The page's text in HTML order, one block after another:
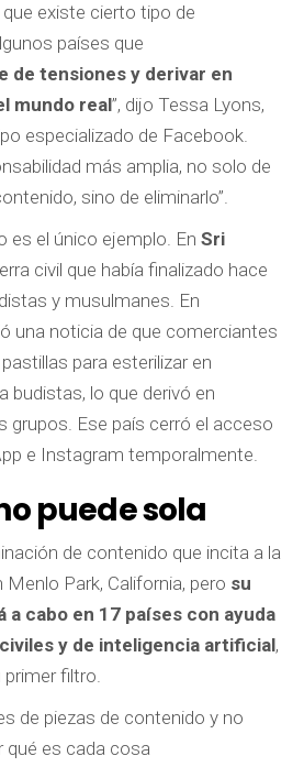
existe cierto tipo de
países que
de tensiones y derivar en
mundo real”, dijo Tessa Lyons,
especializado de Facebook.
más amplia, no solo de
sino de eliminarlo”.
es el único ejemplo. En Sri
civil que había finalizado hace
y musulmanes. En
una noticia de que comerciantes
para esterilizar en
budistas, lo que derivó en
grupos. Ese país cerró el acceso
e Instagram temporalmente.
puede sola
de contenido que incita a la
Park, California, pero su
a cabo en 17 países con ayuda
y de inteligencia artificial,
filtro.
de piezas de contenido y no
qué es cada cosa